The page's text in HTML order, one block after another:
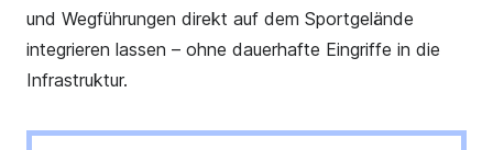
und Wegführungen direkt auf dem Sportgelände
integrieren lassen – ohne dauerhafte Eingriffe in die
Infrastruktur.